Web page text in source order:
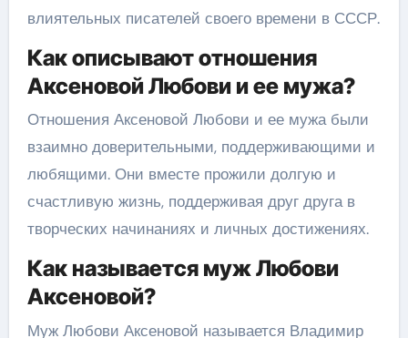
влиятельных писателей своего времени в СССР.
Как описывают отношения
Аксеновой Любови и ее мужа?
Отношения Аксеновой Любови и ее мужа были
взаимно доверительными, поддерживающими и
любящими. Они вместе прожили долгую и
счастливую жизнь, поддерживая друг друга в
творческих начинаниях и личных достижениях.
Как называется муж Любови
Аксеновой?
Муж Любови Аксеновой называется Владимир